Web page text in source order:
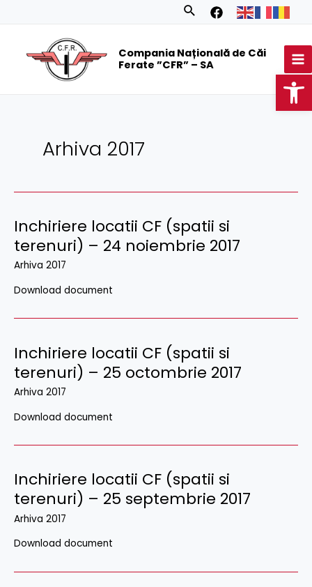
Search
Compania Națională de Căi
Ferate ”CFR” – SA
Arhiva 2017
Inchiriere locatii CF (spatii si
terenuri) – 24 noiembrie 2017
Arhiva 2017
Download document
Inchiriere locatii CF (spatii si
terenuri) – 25 octombrie 2017
Arhiva 2017
Download document
Inchiriere locatii CF (spatii si
terenuri) – 25 septembrie 2017
Arhiva 2017
Download document